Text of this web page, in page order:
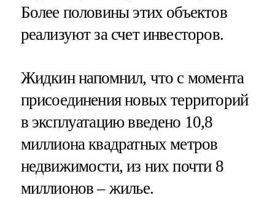
Более половины этих объектов
реализуют за счет инвесторов.
Жидкин напомнил, что с момента
присоединения новых территорий
в эксплуатацию введено 10,8
миллиона квадратных метров
недвижимости, из них почти 8
миллионов – жилье.